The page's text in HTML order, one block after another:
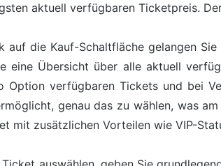
aktuell verfügbaren Ticketpreis.
auf die Kauf-Schaltfläche gelangen
eine Übersicht über alle aktuell
Option verfügbaren Tickets und bei
genau das zu wählen, was
mit zusätzlichen Vorteilen wie VIP-